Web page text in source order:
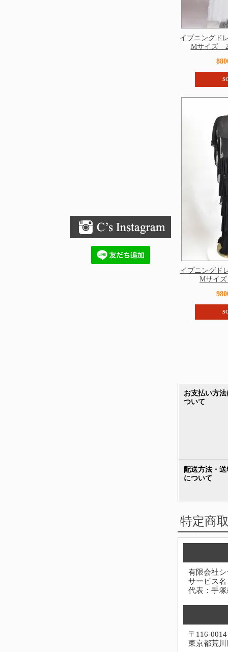
イブニング
Mサイズ
イブニング
Mサイ
お支払い方法
ついて
配送方法・送
について
特定商
有限会社シ
サービス
代表：手塚
〒116-0014
東京都荒